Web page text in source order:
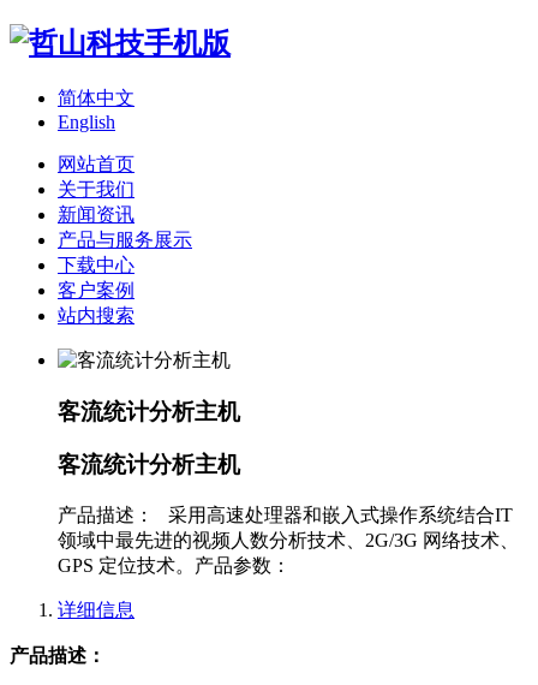
简体中文
English
网站首页
关于我们
新闻资讯
产品与服务展示
下载中心
客户案例
站内搜索
客流统计分析主机
客流统计分析主机
产品描述： 采用高速处理器和嵌入式操作系统结合IT
领域中最先进的视频人数分析技术、2G/3G 网络技术、
GPS 定位技术。产品参数：
详细信息
产品描述 ：